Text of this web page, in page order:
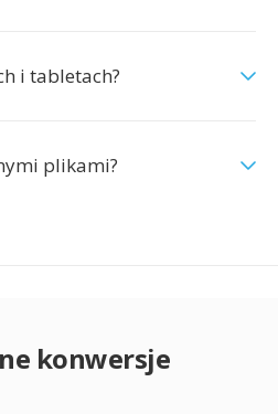
i tabletach?
plikami?
konwersje